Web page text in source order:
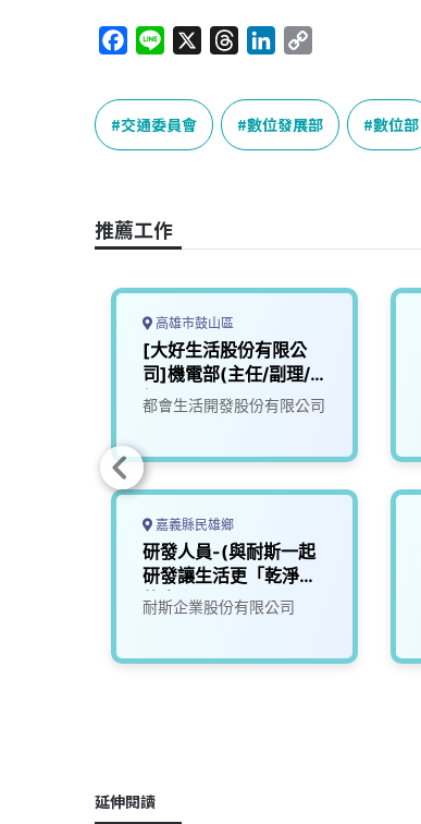
c
e
b
k
n
e
r
e
a
n
k
e
p
y
L
交通委員會 數位發展部 數位部
推薦工作
高雄市鼓山區
[大好生活股份有限公
司]機電部(主任/副理/
經理)
都會生活開發股份有限公司
嘉義縣民雄鄉
研發人員-(與耐斯一起
研發讓生活更「乾淨」
的未來)2
耐斯企業股份有限公司
延伸閱讀